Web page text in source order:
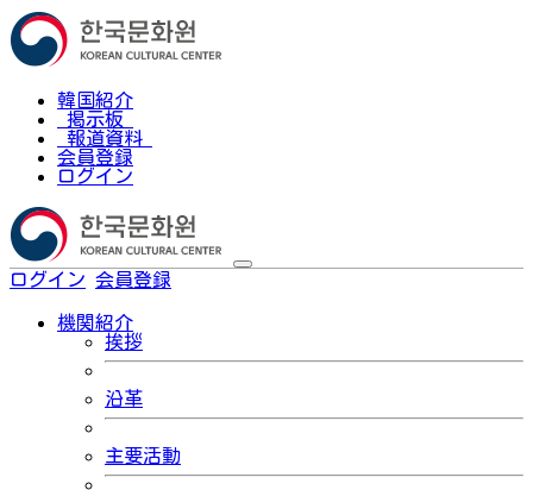
韓国紹介
掲示板
報道資料
会員登録
ログイン
ログイン 会員登録
機関紹介
挨拶
沿革
主要活動